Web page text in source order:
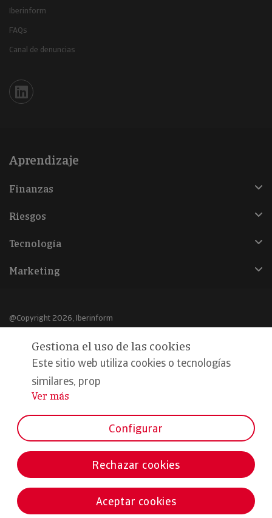
Iberinform
FAQs
Canal de denuncias
Iberinform en Linkedin
Aprendizaje
Finanzas
Riesgos
Tecnología
Marketing
@Copyright 2026, Iberinform
Aviso legal
Política de cookies
Declaración de privacidad
Formamos parte de:
Gestiona el uso de las cookies
Este sitio web utiliza cookies o tecnologías
similares, prop
...
Ver más
Configurar
Rechazar cookies
Aceptar cookies